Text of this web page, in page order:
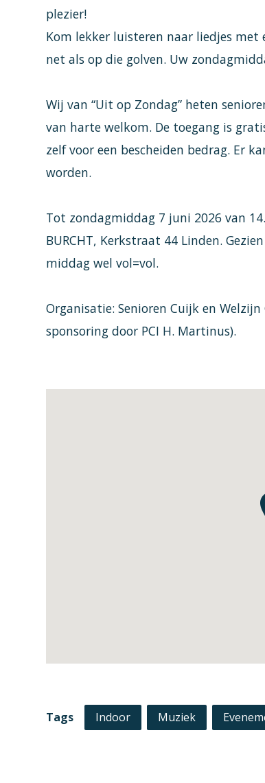
plezier!
Kom lekker luisteren naar liedjes met
net als op die golven. Uw
Wij van “Uit op Zondag” heten
van harte welkom. De toegang is
zelf voor een bescheiden bedrag. Er
worden.
Tot zondagmiddag 7 juni 2026 van
BURCHT, Kerkstraat 44 Linden.
middag wel vol=vol.
Organisatie: Senioren Cuijk en
sponsoring door PCI H. Martinus).
Tags Indoor Muziek